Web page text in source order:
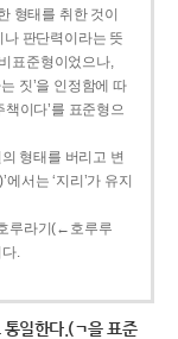
형태를 취한 것이
나 판단력이라는 뜻
표준형이었으나,
짓’을 인정함에 따
책이다’를 표준형으
형태를 버리고 변
서는 ‘지리’가 유지
루라기(←호루루
다.
통일한다.(ㄱ을 표준